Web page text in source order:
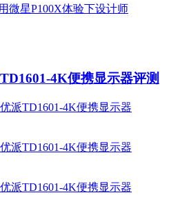
4K便携显示器评测